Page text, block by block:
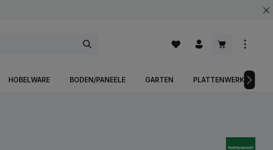
Warenkorb
HOBELWARE BODEN/PANEELE GARTEN PLATTENWERKSTOFFE